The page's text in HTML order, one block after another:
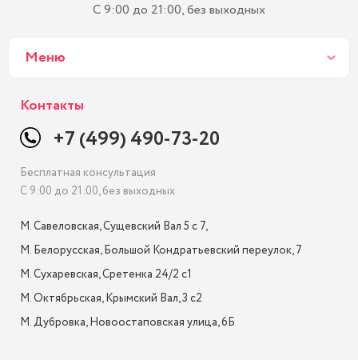
С 9:00 до 21:00, без выходных
Меню
Контакты
+7 (499) 490-73-20
Бесплатная консультация
С 9:00 до 21:00, без выходных
М. Савеловская, Сущевский Вал 5 с 7,
М. Белорусская, Большой Кондратьевский переулок, 7
М. Сухаревская, Сретенка 24/2 с1
М. Октябрьская, Крымский Вал, 3 с2
М. Дубровка, Новоостаповская улица, 6Б